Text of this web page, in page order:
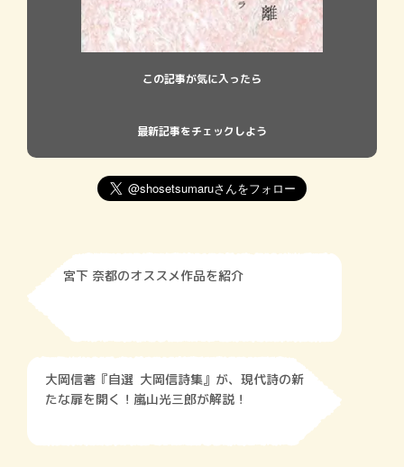
この記事が気に入ったら
最新記事をチェックしよう
宮下 奈都のオススメ作品を紹介
大岡信著『自選 大岡信詩集』が、現代詩の新
たな扉を開く！嵐山光三郎が解説！